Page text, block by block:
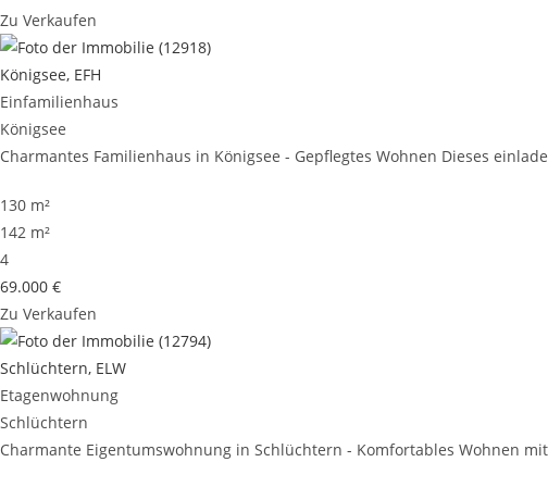
Zu Verkaufen
Königsee, EFH
Einfamilienhaus
Königsee
Charmantes Familienhaus in Königsee - Gepflegtes Wohnen Dieses
130 m²
142 m²
4
69.000 €
Zu Verkaufen
Schlüchtern, ELW
Etagenwohnung
Schlüchtern
Charmante Eigentumswohnung in Schlüchtern - Komfortables Wohnen